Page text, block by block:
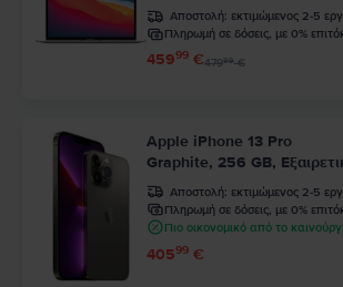
Αποστολή: εκτιμώμενος 2-5
Πληρωμή σε δόσεις, με 0%
45999 €47999€
Apple iPhone 13 Pro
Graphite, 256 GB,
Αποστολή: εκτιμώμενος 2-5
Πληρωμή σε δόσεις, με 0%
Πιο οικονομικό από το
40599 €